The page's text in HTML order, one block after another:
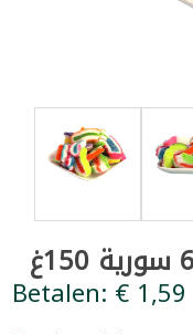
Betalen: € 1,59